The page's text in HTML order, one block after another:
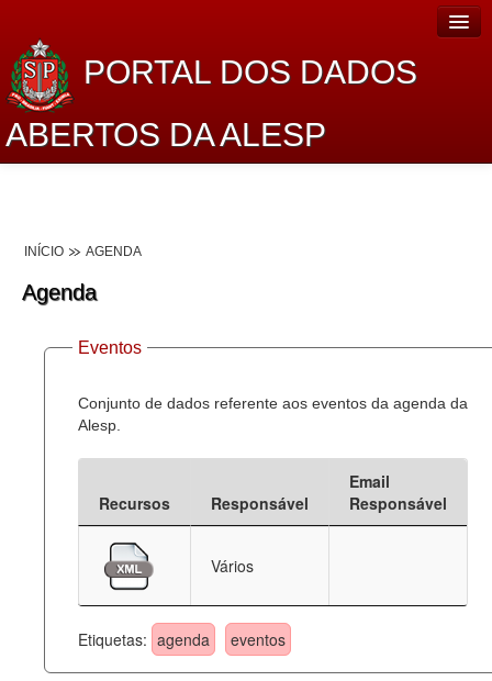
PORTAL DOS DADOS
ABERTOS DA ALESP
Lei de Acesso à Informação
Dados Governamentais Abertos
Planejamento
Catálogo de dados
Deputados Estaduais
Administração
Legislação
INÍCIO AGENDA
Agenda
Eventos
Conjunto de dados referente aos eventos da agenda da
Alesp.
Recursos Responsável
Email
Responsável
Vários
Etiquetas: agenda eventos